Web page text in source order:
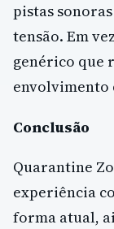
pistas
tensão. Em
genérico que
envolvimento
Conclusão
Quarantine
experiência
forma atual,